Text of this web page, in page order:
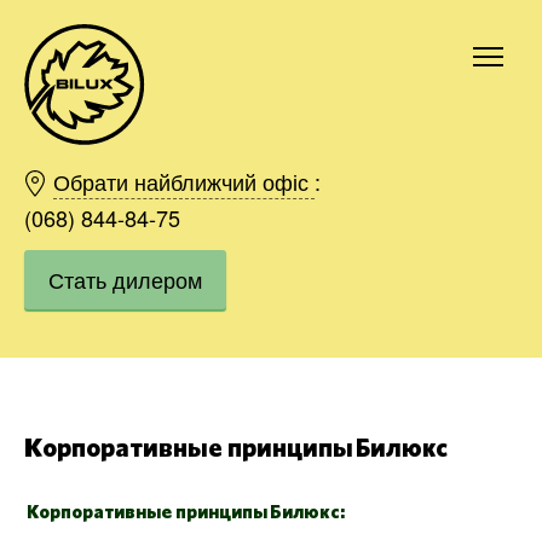
Обрати найближчий офіс :
(068) 844-84-75
Стать дилером
Корпоративные принципы Билюкс
Корпоративные принципы Билюкс:
Киев
Харьков
Одесса
Днепр
Ивано-Франковск
Область
Заказать